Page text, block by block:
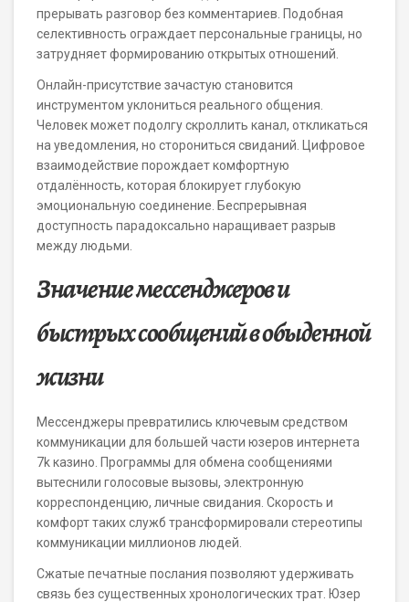
прерывать разговор без комментариев. Подобная
селективность ограждает персональные границы, но
затрудняет формированию открытых отношений.
Онлайн-присутствие зачастую становится
инструментом уклониться реального общения.
Человек может подолгу скроллить канал, откликаться
на уведомления, но сторониться свиданий. Цифровое
взаимодействие порождает комфортную
отдалённость, которая блокирует глубокую
эмоциональную соединение. Беспрерывная
доступность парадоксально наращивает разрыв
между людьми.
Значение мессенджеров и
быстрых сообщений в обыденной
жизни
Мессенджеры превратились ключевым средством
коммуникации для большей части юзеров интернета
7k казино. Программы для обмена сообщениями
вытеснили голосовые вызовы, электронную
корреспонденцию, личные свидания. Скорость и
комфорт таких служб трансформировали стереотипы
коммуникации миллионов людей.
Сжатые печатные послания позволяют удерживать
связь без существенных хронологических трат. Юзер